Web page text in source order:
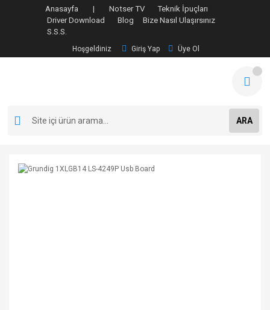
Anasayfa | Notser TV
Teknik İpuçları
Driver Download
Blog
Bize Nasıl Ulaşırsınız
S.S.S.
Hoşgeldiniz Giriş Yap Üye Ol
ARA